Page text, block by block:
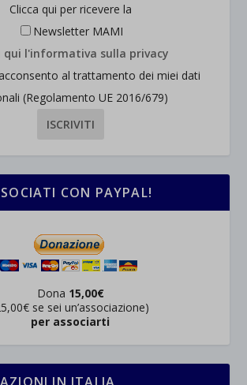
Clicca qui per ricevere la
Newsletter MAMI
qui l'informativa sulla privacy
al trattamento dei miei dati
(Regolamento UE 2016/679)
CON PAYPAL!
Dona 15,00€
se sei un’associazione)
per associarti